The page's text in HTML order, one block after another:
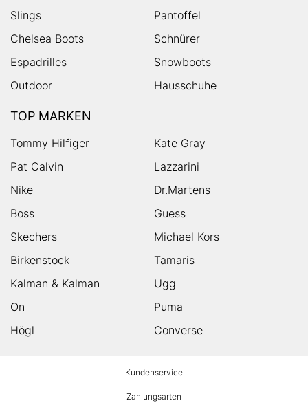
Slings
Pantoffel
Chelsea Boots
Schnürer
Espadrilles
Snowboots
Outdoor
Hausschuhe
TOP MARKEN
Tommy Hilfiger
Kate Gray
Pat Calvin
Lazzarini
Nike
Dr.Martens
Boss
Guess
Skechers
Michael Kors
Birkenstock
Tamaris
Kalman & Kalman
Ugg
On
Puma
Högl
Converse
Kundenservice
Zahlungsarten